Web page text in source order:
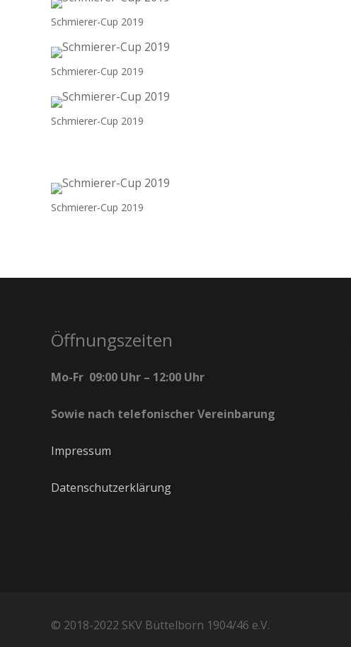
Schmierer-Cup 2019
Schmierer-Cup 2019
Schmierer-Cup 2019
Schmierer-Cup 2019
Öffnungszeiten
Mo-Fr 09:00 Uhr – 12:00 Uhr
Sowie nach telefonischer Vereinbarung
Impressum
Datenschutzerklärung
© 2018-2022 SKV Büttelborn 1904/46 e.V.